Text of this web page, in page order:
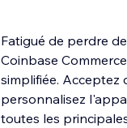
Fatigué de perdre
Coinbase
simplifiée. Acceptez
personnalisez
toutes les